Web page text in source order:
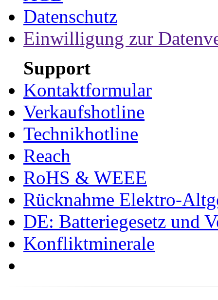
Datenschutz
Einwilligung zur
Support
Kontaktformular
Verkaufshotline
Technikhotline
Reach
RoHS & WEEE
Rücknahme Elektro-
DE: Batteriegesetz und
Konfliktminerale